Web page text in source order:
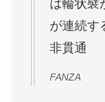
は輪状襞
が連続す
非貫通
FANZA